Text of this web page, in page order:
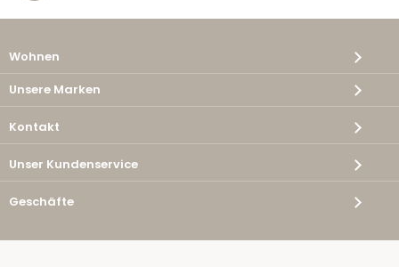
Wohnen
Unsere Marken
Kontakt
Unser Kundenservice
Geschäfte